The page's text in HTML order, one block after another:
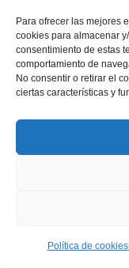
Para ofrecer las mejores
cookies para almacenar
consentimiento de estas
comportamiento de
No consentir o retirar el
ciertas características y
Política de cookies